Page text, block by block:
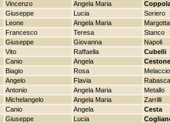
Vincenzo Angela Maria
Giuseppe Lucia
Soriero
Leone Angela Maria
Margotta
Francesco Teresa
Stanco
Giuseppe Giovanna
Napoli
Vito Raffaella
Cubelli
Canio Angela
Cestone
Biagio Rosa
Melaccio
Angelo Flavia
Rabasca
Antonio Angela Maria
Metallo
Michelangelo Angela Maria
Zarrilli
Canio Angela
Cesta
Giuseppe Lucia